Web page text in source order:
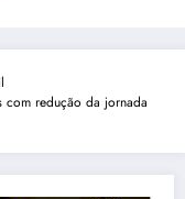
com redução da jornada